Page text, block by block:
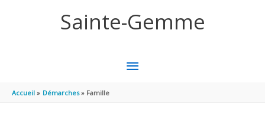
Sainte-Gemme
MENU
Accueil Démarches Famille